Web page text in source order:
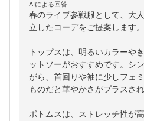
AIによる回答
春のライブ参戦服として、大
立したコーデをご提案します。
トップスは、明るいカラーや
ットソーがおすすめです。シ
がら、首回りや袖に少しフェ
ものだと華やかさがプラスされ
ボトムスは、ストレッチ性が